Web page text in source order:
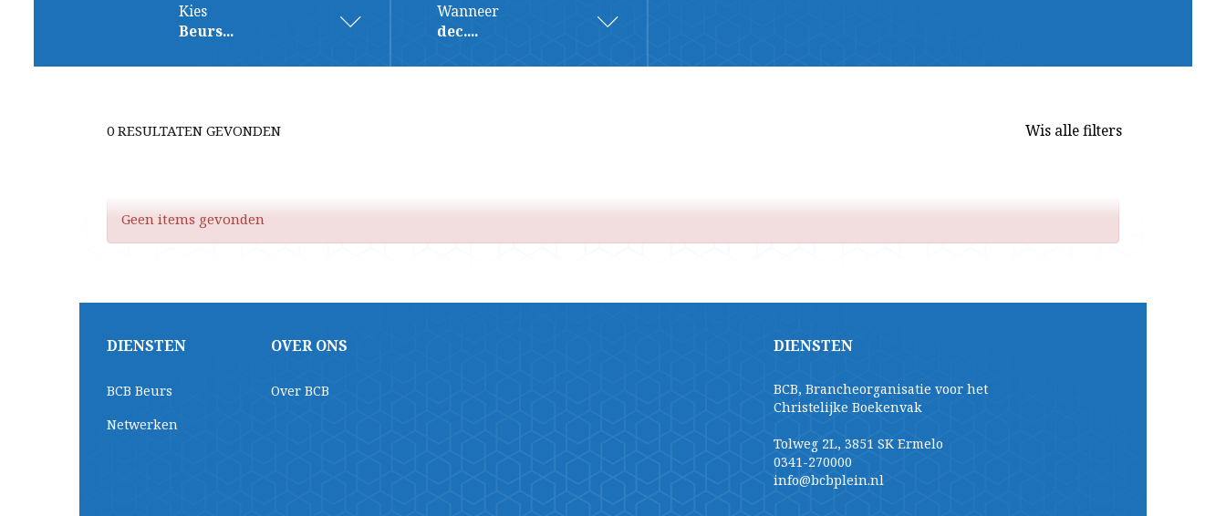
Kies
Beurs...
Wanneer
dec....
0 RESULTATEN GEVONDEN Wis alle filters
Geen items gevonden
DIENSTEN
BCB Beurs
Netwerken
OVER ONS
Over BCB
DIENSTEN
BCB, Brancheorganisatie voor het
Christelijke Boekenvak
Tolweg 2L, 3851 SK Ermelo
0341-270000
info@bcbplein.nl